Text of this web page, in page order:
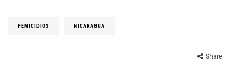
FEMICIDIOS NICARAGUA
Share